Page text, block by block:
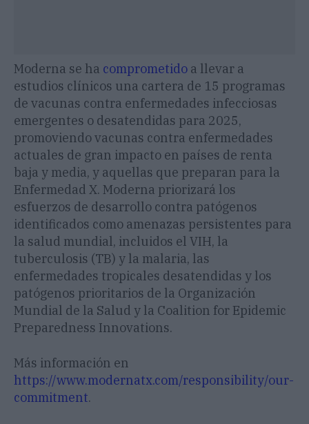
Moderna se ha comprometido a llevar a
estudios clínicos una cartera de 15 programas
de vacunas contra enfermedades infecciosas
emergentes o desatendidas para 2025,
promoviendo vacunas contra enfermedades
actuales de gran impacto en países de renta
baja y media, y aquellas que preparan para la
Enfermedad X. Moderna priorizará los
esfuerzos de desarrollo contra patógenos
identificados como amenazas persistentes para
la salud mundial, incluidos el VIH, la
tuberculosis (TB) y la malaria, las
enfermedades tropicales desatendidas y los
patógenos prioritarios de la Organización
Mundial de la Salud y la Coalition for Epidemic
Preparedness Innovations.
Más información en
https://www.modernatx.com/responsibility/our-
commitment.